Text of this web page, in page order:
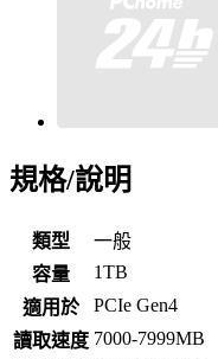
規格/說明
類型
一般
容量
1TB
適用於
PCIe Gen4
讀取速度 7000-7999MB